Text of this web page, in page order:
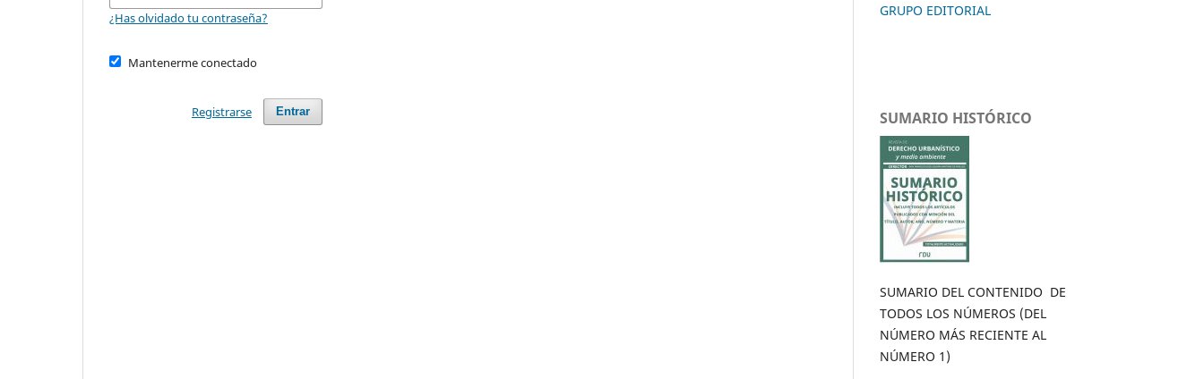
¿Has olvidado tu contraseña?
Mantenerme conectado
Entrar
Registrarse
GRUPO EDITORIAL
SUMARIO HISTÓRICO
SUMARIO DEL CONTENIDO DE
TODOS LOS NÚMEROS (DEL
NÚMERO MÁS RECIENTE AL
NÚMERO 1)